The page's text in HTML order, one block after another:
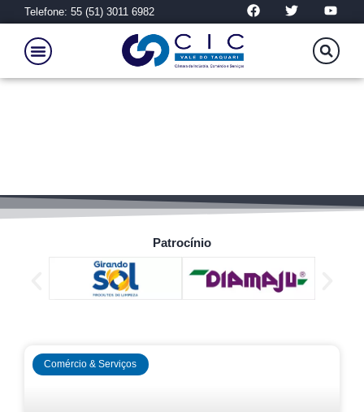
Telefone: 55 (51) 3011 6982
Patrocínio
Comércio & Serviços